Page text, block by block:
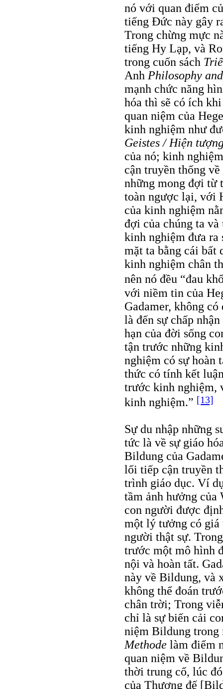
nó với quan điểm
tiếng Đức này gây
Trong chừng mực
tiếng Hy Lạp, và
trong cuốn sách
Anh Philosophy
mạnh chức năng
hóa thì sẽ có ích
quan niệm của
kinh nghiệm như
Geistes / Hiện
của nó; kinh
cận truyền thống
những mong đợi từ
toàn ngược lại, với
của kinh nghiệm
đợi của chúng ta
kinh nghiệm đưa ra
mặt ta bằng cái
kinh nghiệm chân
nên nó đều “đau
với niềm tin của
Gadamer, không
là đến sự chấp
hạn của đời sống
tận trước những
nghiệm có sự hoàn
thức có tính kết
trước kinh nghiệm,
kinh nghiệm.” [13]
Sự du nhập những
tức là về sự giáo
Bildung của
lối tiếp cận truyền
trình giáo dục. Ví
tầm ảnh hưởng của
con người được
một lý tưởng có giá
người thật sự.
trước một mô hình
nội và hoàn tất.
này về Bildung, và
không thể đoán
chân trời; Trong
chỉ là sự biến cải
niệm Bildung trong
Methode làm điểm
quan niệm về
thời trung cổ, lúc
của Thượng đế